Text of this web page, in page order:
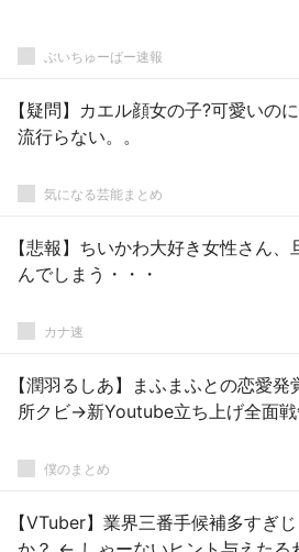
ぶいちゅーばー速報
【疑問】カエル顔女の子?可愛いの
流行らない。。
気になる芸能まとめ
【悲報】ちいかわ大好き女性さん
んでしまう・・・
カナ速
【潤羽るしあ】まふまふとの恋愛発
所クビ→新Youtube立ち上げ全面
僕のまとめ
【VTuber】業界三番手候補多すぎ